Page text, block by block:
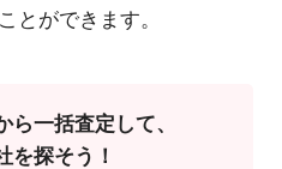
とができます。
ら一括査定して、
を探そう！